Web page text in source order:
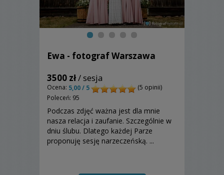
Ewa - fotograf Warszawa
3500 zł/ sesja
Ocena: 5,00 / 5
(5 opinii)
Poleceń: 95
Podczas zdjęć ważna jest dla mnie
nasza relacja i zaufanie. Szczególnie w
dniu ślubu. Dlatego każdej Parze
proponuję sesję narzeczeńską. ...